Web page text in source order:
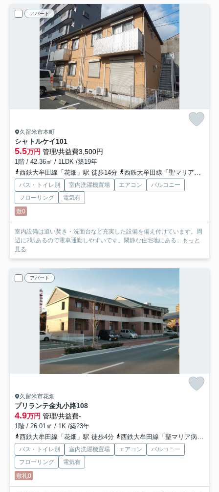
アパート
久留米市本町
シャトルケイ101
5.5万円 管理/共益費3,500円
1階 / 42.36㎡ / 1LDK /築19年
西鉄大牟田線「花畑」駅 徒歩14分
西鉄大牟田線「聖マリア病院前」駅 徒歩15分
バス・トイレ別 室内洗濯機置場 エアコン
バルコニー
フローリング
電気有
敷0
室内設備は追い焚き・洗面台など充実した設備を備え付けています。周
辺に2駅あるので電車通勤しやすいです。閑静な住宅地にある... もっと
見る
アパート
久留米市花畑
ブリランテ金丸小路108
4.9万円 管理/共益費-
1階 / 26.01㎡ / 1K /築23年
西鉄大牟田線「花畑」駅 徒歩4分
西鉄大牟田線「聖マリア病院前」駅 徒歩10分
バス・トイレ別 室内洗濯機置場 エアコン
バルコニー
フローリング
電気有
敷礼0